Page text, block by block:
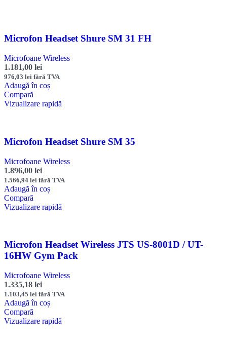
Microfon Headset Shure SM 31 FH
Microfoane Wireless
1.181,00 lei
976,03 lei fără TVA
Adaugă în coș
Compară
Vizualizare rapidă
Microfon Headset Shure SM 35
Microfoane Wireless
1.896,00 lei
1.566,94 lei fără TVA
Adaugă în coș
Compară
Vizualizare rapidă
Microfon Headset Wireless JTS US-8001D / UT-
16HW Gym Pack
Microfoane Wireless
1.335,18 lei
1.103,45 lei fără TVA
Adaugă în coș
Compară
Vizualizare rapidă